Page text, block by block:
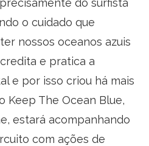
do surfista
o cuidado que
nossos oceanos azuis
e pratica a
e por isso criou há mais
Keep The Ocean Blue,
estará acompanhando
com ações de